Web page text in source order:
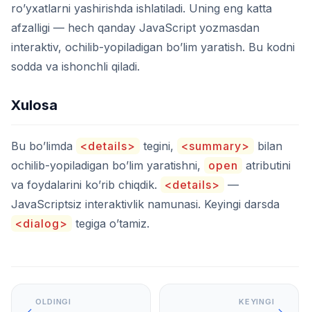
ro’yxatlarni yashirishda ishlatiladi. Uning eng katta
afzalligi — hech qanday JavaScript yozmasdan
interaktiv, ochilib-yopiladigan bo’lim yaratish. Bu kodni
sodda va ishonchli qiladi.
Xulosa
Bu bo’limda <details> tegini, <summary>
bilan
ochilib-yopiladigan bo’lim yaratishni,
open
atributini
va foydalarini ko’rib chiqdik.
<details>
—
JavaScriptsiz interaktivlik namunasi. Keyingi darsda
<dialog>
tegiga o’tamiz.
OLDINGI KEYINGI